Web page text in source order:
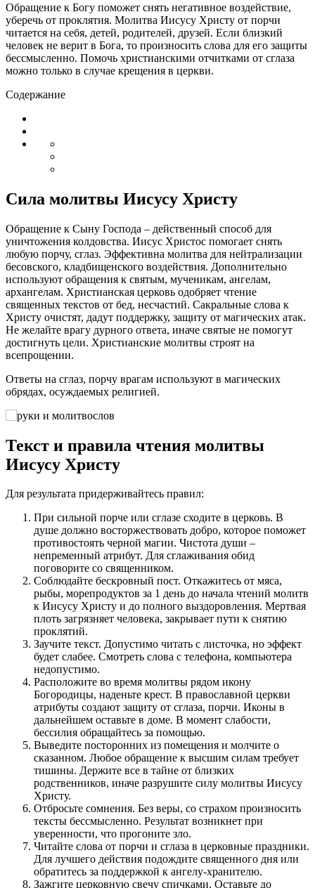
Обращение к Богу поможет снять негативное воздействие,
уберечь от проклятия. Молитва Иисусу Христу от порчи
читается на себя, детей, родителей, друзей. Если близкий
человек не верит в Бога, то произносить слова для его защиты
бессмысленно. Помочь христианскими отчитками от сглаза
можно только в случае крещения в церкви.
Содержание
Сила молитвы Иисусу Христу
Обращение к Сыну Господа – действенный способ для
уничтожения колдовства. Иисус Христос помогает снять
любую порчу, сглаз. Эффективна молитва для нейтрализации
бесовского, кладбищенского воздействия. Дополнительно
используют обращения к святым, мученикам, ангелам,
архангелам. Христианская церковь одобряет чтение
священных текстов от бед, несчастий. Сакральные слова к
Христу очистят, дадут поддержку, защиту от магических атак.
Не желайте врагу дурного ответа, иначе святые не помогут
достигнуть цели. Христианские молитвы строят на
всепрощении.
Ответы на сглаз, порчу врагам используют в магических
обрядах, осуждаемых религией.
Текст и правила чтения молитвы
Иисусу Христу
Для результата придерживайтесь правил:
При сильной порче или сглазе сходите в церковь. В
душе должно восторжествовать добро, которое поможет
противостоять черной магии. Чистота души –
непременный атрибут. Для сглаживания обид
поговорите со священником.
Соблюдайте бескровный пост. Откажитесь от мяса,
рыбы, морепродуктов за 1 день до начала чтений молитв
к Иисусу Христу и до полного выздоровления. Мертвая
плоть загрязняет человека, закрывает пути к снятию
проклятий.
Заучите текст. Допустимо читать с листочка, но эффект
будет слабее. Смотреть слова с телефона, компьютера
недопустимо.
Расположите во время молитвы рядом икону
Богородицы, наденьте крест. В православной церкви
атрибуты создают защиту от сглаза, порчи. Иконы в
дальнейшем оставьте в доме. В момент слабости,
бессилия обращайтесь за помощью.
Выведите посторонних из помещения и молчите о
сказанном. Любое обращение к высшим силам требует
тишины. Держите все в тайне от близких
родственников, иначе разрушите силу молитвы Иисусу
Христу.
Отбросьте сомнения. Без веры, со страхом произносить
тексты бессмысленно. Результат возникнет при
уверенности, что прогоните зло.
Читайте слова от порчи и сглаза в церковные праздники.
Для лучшего действия подождите священного дня или
обратитесь за поддержкой к ангелу-хранителю.
Зажгите церковную свечу спичками. Оставьте до